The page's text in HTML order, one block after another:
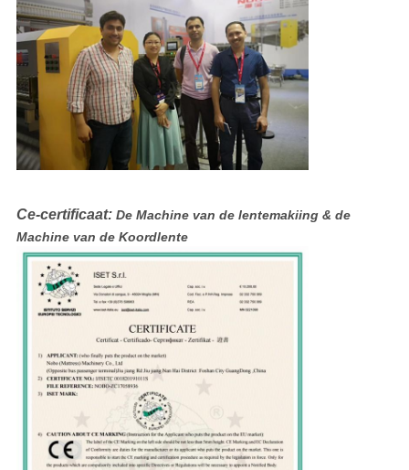
Ce-certificaat: De Machine van de lentemakiing & de
Machine van de Koordlente